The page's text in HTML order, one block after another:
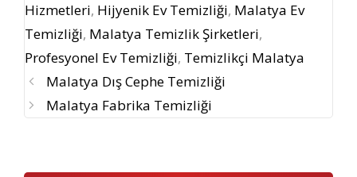
Hizmetleri, Hijyenik Ev Temizliği, Malatya Ev
Temizliği, Malatya Temizlik Şirketleri,
Profesyonel Ev Temizliği, Temizlikçi Malatya
Malatya Dış Cephe Temizliği
Malatya Fabrika Temizliği